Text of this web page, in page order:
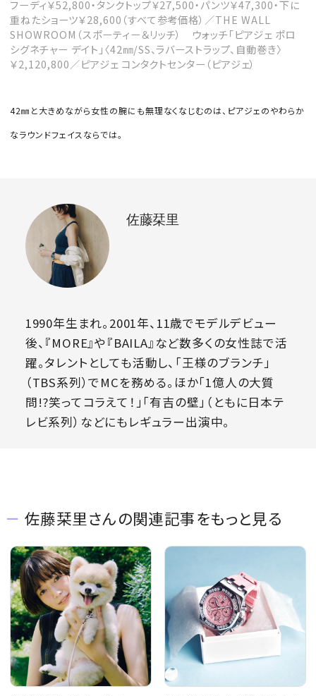
フーディ￥52,800・タンクトップ￥27,500・パンツ￥47,300・下に
重ねたショーツ￥28,600（すべて参考価格）／THE WALL
SHOWROOM（スポーティー＆リッチ） ウォッチ「ピアジェ ポロ
シグネチャー デイト」〈42㎜/SS、ラバーストラップ、自動巻き〉
￥2,120,800／ピアジェ コンタクトセンター（ピアジェ）
42㎜と大きめながら女性の腕にも無理なくなじむのは、ピアジェのやわらか
なラウンドフェイスならでは。
佐藤栞里
1990年生まれ。2001年、11歳でモデルデビュー
後、『MORE』や『BAILA』など数多くの女性誌で活
躍。タレントとしても活動し、「王様のブランチ」
（TBS系列）でMCを務める。ほか「1億人の大質
問!?笑ってコラえて！」「有吉の壁」（ともに日本テ
レビ系列）などにもレギュラー出演中。
佐藤栞里さんの関連記事をもっと見る